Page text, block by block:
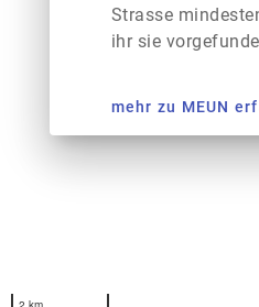
Strasse
ihr sie
mehr zu MEUN